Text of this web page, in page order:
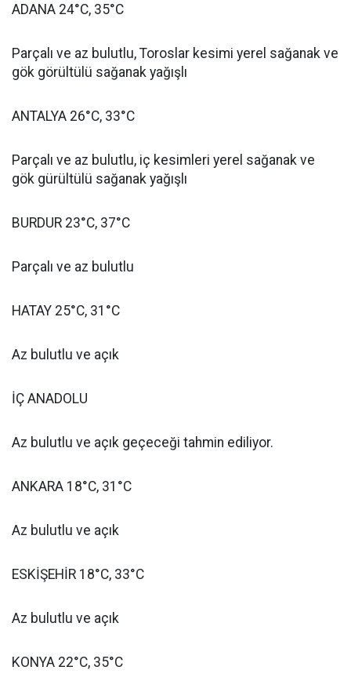
ADANA 24°C, 35°C
Parçalı ve az bulutlu, Toroslar kesimi yerel sağanak ve
gök görültülü sağanak yağışlı
ANTALYA 26°C, 33°C
Parçalı ve az bulutlu, iç kesimleri yerel sağanak ve
gök gürültülü sağanak yağışlı
BURDUR 23°C, 37°C
Parçalı ve az bulutlu
HATAY 25°C, 31°C
Az bulutlu ve açık
İÇ ANADOLU
Az bulutlu ve açık geçeceği tahmin ediliyor.
ANKARA 18°C, 31°C
Az bulutlu ve açık
ESKİŞEHİR 18°C, 33°C
Az bulutlu ve açık
KONYA 22°C, 35°C